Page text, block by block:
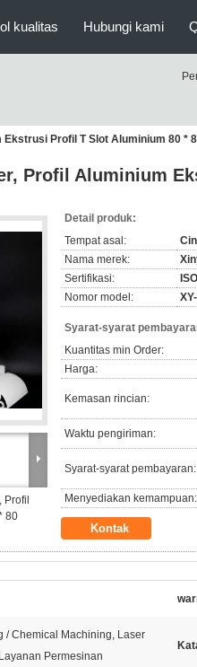
kualitas Hubungi kami
Profil T Slot Aluminium 80 *
Profil Aluminium
80
Detail produk:
Tempat asal:
Nama merek:
Sertifikasi:
Nomor model:
Syarat-syarat
Kuantitas min Order:
Harga:
Kemasan rincian:
Waktu pengiriman:
Syarat-syarat pembayaran:
Menyediakan kemampuan:
Kontak
/ Chemical Machining, Laser
Permesinan